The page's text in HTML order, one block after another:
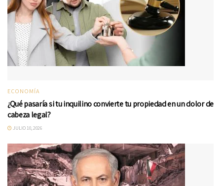
ECONOMÍA
¿Qué pasaría si tu inquilino convierte tu propiedad en un dolor de
cabeza legal?
JULIO 10, 2026